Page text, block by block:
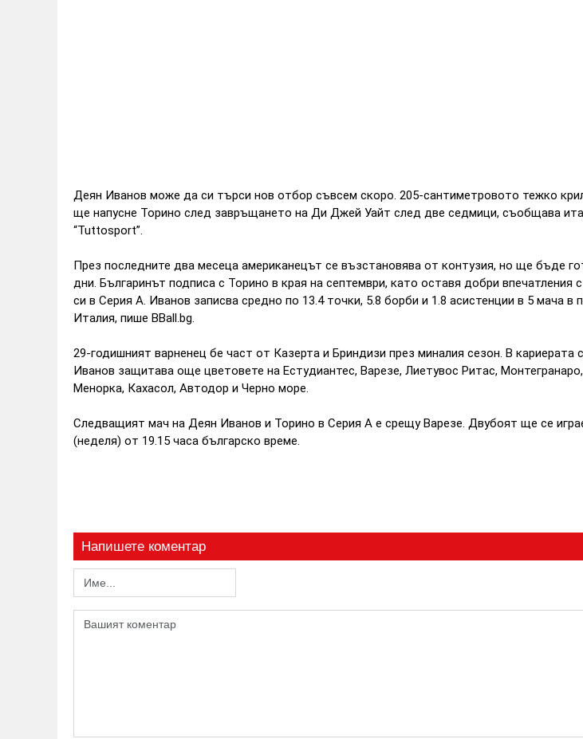
Деян Иванов може да си търси нов отбор съвсем скоро. 205-сантиметровото тежко
ще напусне Торино след завръщането на Ди Джей Уайт след две седмици, съобщава
“Tuttosport”.
През последните два месеца американецът се възстановява от контузия, но ще бъде
дни. Българинът подписа с Торино в края на септември, като оставя добри впечатления
си в Серия А. Иванов записва средно по 13.4 точки, 5.8 борби и 1.8 асистенции в 5 мача в
Италия, пише BBall.bg.
29-годишният варненец бе част от Казерта и Бриндизи през миналия сезон. В кариерата
Иванов защитава още цветовете на Естудиантес, Варезе, Лиетувос Ритас,
Менорка, Кахасол, Автодор и Черно море.
Следващият мач на Деян Иванов и Торино в Серия А е срещу Варезе. Двубоят ще се
(неделя) от 19.15 часа българско време.
Напишете коментар